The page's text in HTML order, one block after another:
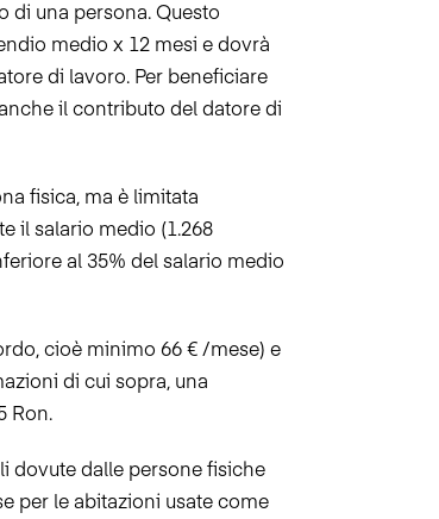
di una persona. Questo
medio x 12 mesi e dovrà
di lavoro. Per beneficiare
il contributo del datore di
fisica, ma è limitata
il salario medio (1.268
al 35% del salario medio
cioè minimo 66 € /mese) e
di cui sopra, una
Ron.
dovute dalle persone fisiche
per le abitazioni usate come